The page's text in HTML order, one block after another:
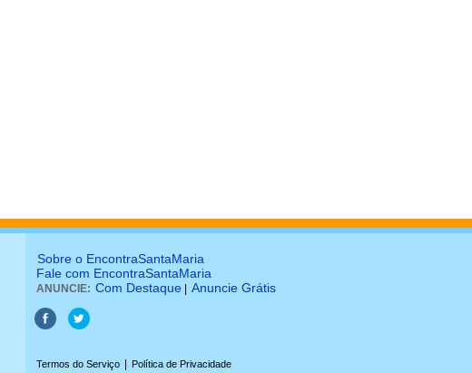
Sobre o EncontraSantaMaria
Fale com EncontraSantaMaria
ANUNCIE: Com Destaque Anuncie Grátis
Termos do Serviço Política de Privacidade